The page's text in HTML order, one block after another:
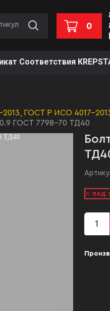
0
Соответствия
ГОСТ Р ИСО 4017-
ГОСТ 7798-70 ТД40
под